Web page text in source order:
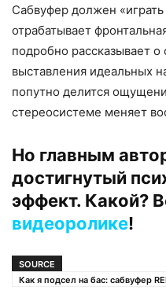
Сабвуфер должен
отрабатывает
подробно рассказывает
выставления идеальных
попутно делится
стереосистеме меняет
Но главным
достигнутый
эффект. Какой?
видеоролике!
SOURCE
Как я подсел на бас: сабвуфер